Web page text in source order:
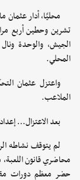
تشرين وحطين أربع
الجيش، والوحدة
المحلي.
الملاعب.
بعد الاعتزال…
لم يتوقف نشاطه
حضر معظم دورات